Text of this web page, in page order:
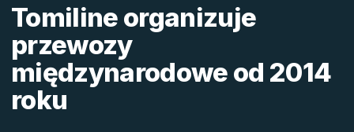
Tomiline organizuje
przewozy
międzynarodowe od 2014
roku